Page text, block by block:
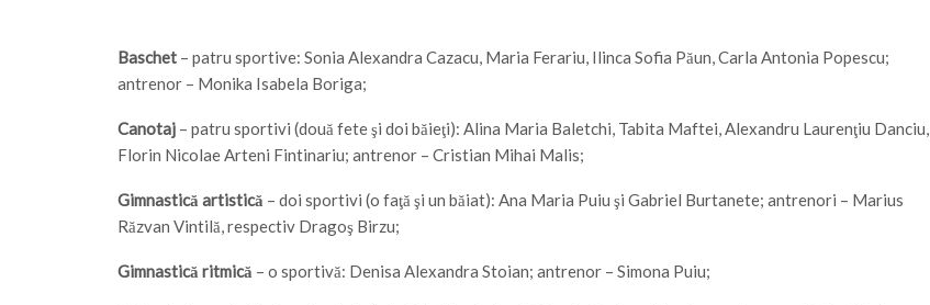
Baschet – patru sportive: Sonia Alexandra Cazacu, Maria Ferariu, Ilinca Sofia Păun, Carla Antonia Popescu;
antrenor – Monika Isabela Boriga;
Canotaj – patru sportivi (două fete şi doi băieţi): Alina Maria Baletchi, Tabita Maftei, Alexandru Laurenţiu Danciu,
Florin Nicolae Arteni Fintinariu; antrenor – Cristian Mihai Malis;
Gimnastică artistică – doi sportivi (o faţă şi un băiat): Ana Maria Puiu şi Gabriel Burtanete; antrenori – Marius
Răzvan Vintilă, respectiv Dragoş Birzu;
Gimnastică ritmică – o sportivă: Denisa Alexandra Stoian; antrenor – Simona Puiu;